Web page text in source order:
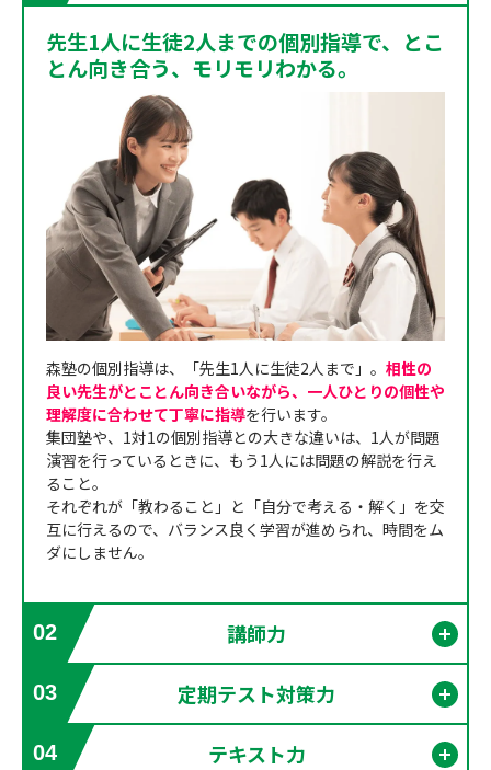
先生1人に生徒2人までの個別指導で、とこ
とん向き合う、モリモリわかる。
森塾の個別指導は、「先生1人に生徒2人まで」。 相性の
良い先生がとことん向き合いながら、一人ひとりの個性や
理解度に合わせて丁寧に指導を行います。
集団塾や、1対1の個別指導との大きな違いは、1人が問題
演習を行っているときに、もう1人には問題の解説を行え
ること。
それぞれが「教わること」と「自分で考える・解く」を交
互に行えるので、バランス良く学習が進められ、時間をム
ダにしません。
02 講師力
03 定期テスト対策力
04 テキスト力